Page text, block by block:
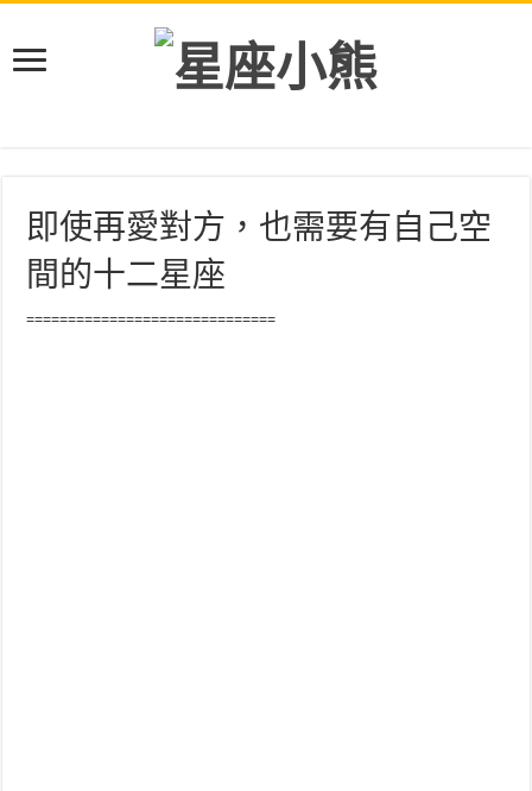
即使再愛對方，也需要有自己空
間的十二星座
==============================